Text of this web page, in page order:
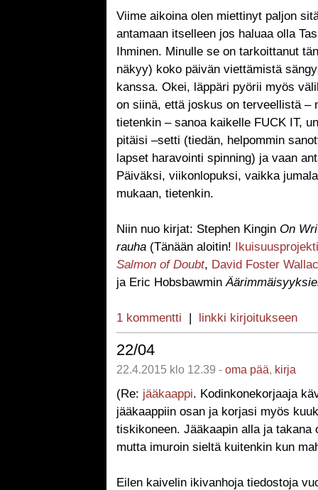
Viime aikoina olen miettinyt paljon
antamaan itselleen jos haluaa olla
Ihminen. Minulle se on tarkoittanut
näkyy) koko päivän viettämistä
kanssa. Okei, läppäri pyörii myös
on siinä, että joskus on terveellistä –
tietenkin – sanoa kaikelle FUCK IT,
pitäisi –setti (tiedän, helpommin
lapset haravointi spinning) ja vaan
Päiväksi, viikonlopuksi, vaikka
mukaan, tietenkin.
Niin nuo kirjat: Stephen Kingin On
rauha (Tänään aloitin! Ikuisuusprojekti
Salmon of Doubt, David Foster
ja Eric Hobsbawmin
1 kommentti | linkki kirjoitukseen
22/04
22.4.2015 klo 12.39 - oma pää, kirja
(Re: jääkaappi. Kodinkonekorjaaja
jääkaappiin osan ja korjasi myös
tiskikoneen. Jääkaapin alla ja takana
mutta imuroin sieltä kuitenkin kun
Eilen kaivelin ikivanhoja tiedostoja